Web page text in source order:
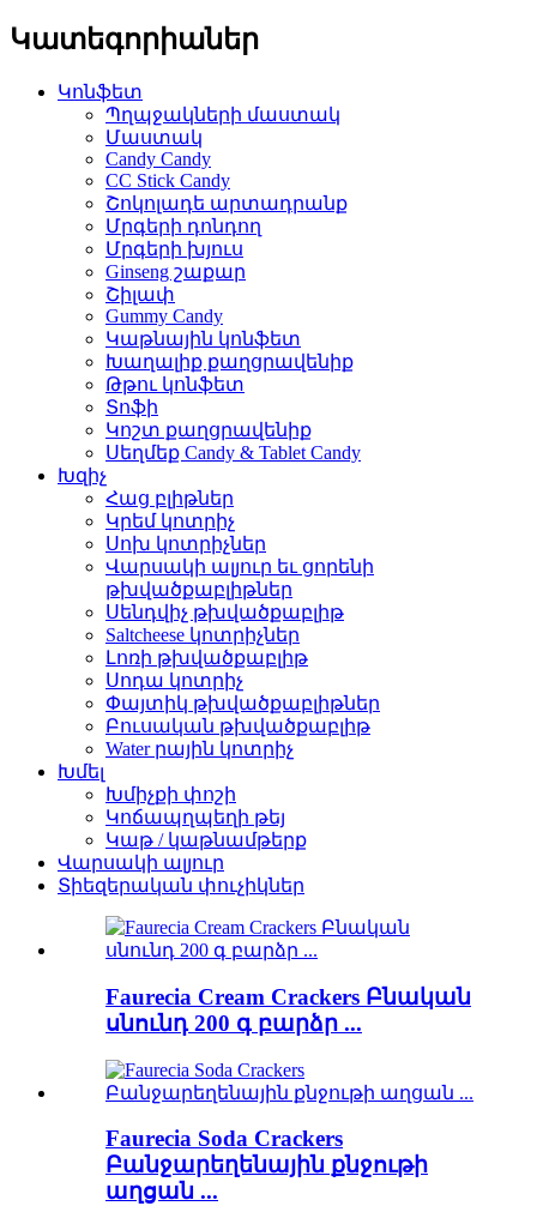
Կատեգորիաներ
Կոնֆետ
Պղպջակների մաստակ
Մաստակ
Candy Candy
CC Stick Candy
Շոկոլադե արտադրանք
Մրգերի դոնդող
Մրգերի խյուս
Ginseng շաքար
Շիլափ
Gummy Candy
Կաթնային կոնֆետ
Խաղալիք քաղցրավենիք
Թթու կոնֆետ
Տոֆի
Կոշտ քաղցրավենիք
Սեղմեք Candy & Tablet Candy
Խզիչ
Հաց բլիթներ
Կրեմ կոտրիչ
Սոխ կոտրիչներ
Վարսակի ալյուր եւ ցորենի
թխվածքաբլիթներ
Սենդվիչ թխվածքաբլիթ
Saltcheese կոտրիչներ
Լոռի թխվածքաբլիթ
Սոդա կոտրիչ
Փայտիկ թխվածքաբլիթներ
Բուսական թխվածքաբլիթ
Water րային կոտրիչ
Խմել
Խմիչքի փոշի
Կոճապղպեղի թեյ
Կաթ / կաթնամթերք
Վարսակի ալյուր
Տիեզերական փուչիկներ
Faurecia Cream Crackers Բնական
սնունդ 200 գ բարձր ...
Faurecia Soda Crackers
Բանջարեղենային քնջութի
աղցան ...